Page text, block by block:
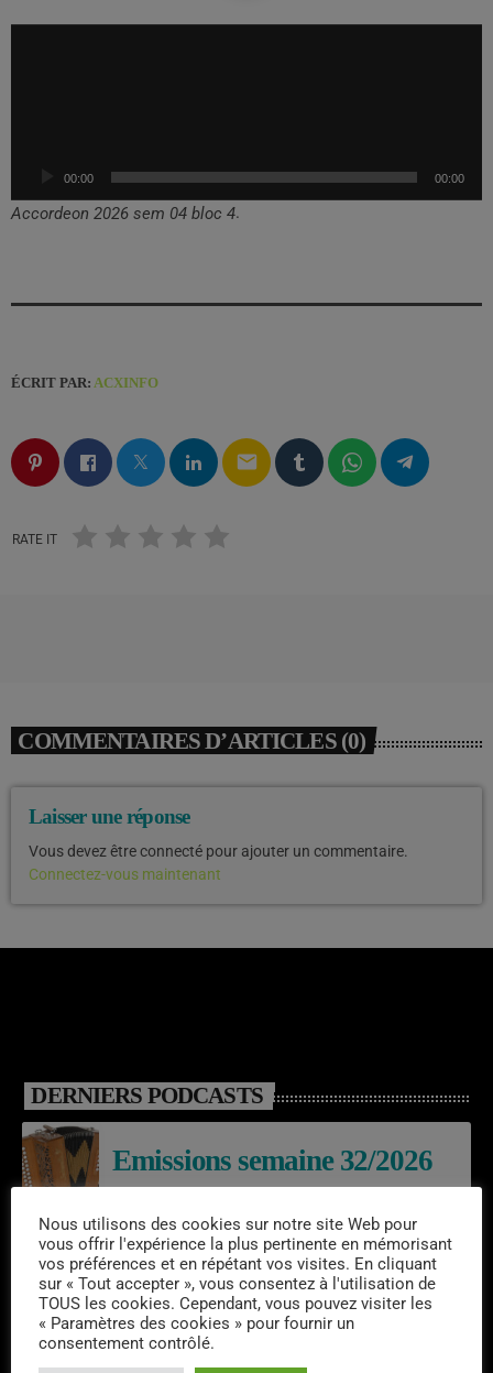
a
00:00 00:00
Accordeon 2026 sem 04 bloc 4.
ÉCRIT PAR: ACXINFO
email
RATE IT
COMMENTAIRES D’ARTICLES (0)
Laisser une réponse
Vous devez être connecté pour ajouter un commentaire.
Connectez-vous maintenant
DERNIERS PODCASTS
Emissions semaine 32/2026
Laroq’En Fête
Emissions semaine 31/2026
Nous utilisons des cookies sur notre site Web pour
vous offrir l'expérience la plus pertinente en mémorisant
vos préférences et en répétant vos visites. En cliquant
sur « Tout accepter », vous consentez à l'utilisation de
TOUS les cookies. Cependant, vous pouvez visiter les
« Paramètres des cookies » pour fournir un
consentement contrôlé.